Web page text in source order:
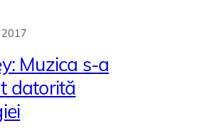
2017
Muzica s-a
datorită